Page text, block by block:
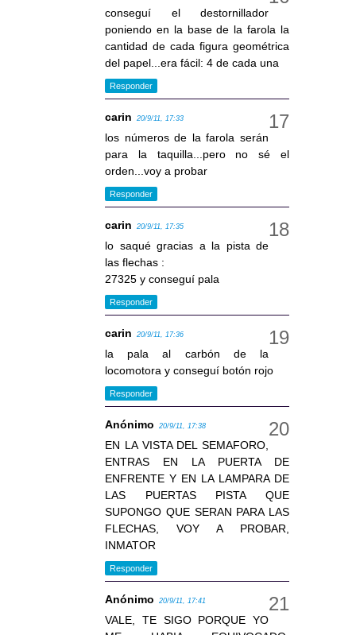
conseguí el destornillador
poniendo en la base de la farola la
cantidad de cada figura geométrica
del papel...era fácil: 4 de cada una
Responder
carin 20/9/11, 17:33
los números de la farola serán
para la taquilla...pero no sé el
orden...voy a probar
Responder
carin 20/9/11, 17:35
lo saqué gracias a la pista de
las flechas :
27325 y conseguí pala
Responder
carin 20/9/11, 17:36
la pala al carbón de la
locomotora y conseguí botón rojo
Responder
Anónimo 20/9/11, 17:38
EN LA VISTA DEL SEMAFORO,
ENTRAS EN LA PUERTA DE
ENFRENTE Y EN LA LAMPARA DE
LAS PUERTAS PISTA QUE
SUPONGO QUE SERAN PARA LAS
FLECHAS, VOY A PROBAR,
INMATOR
Responder
Anónimo 20/9/11, 17:41
VALE, TE SIGO PORQUE YO